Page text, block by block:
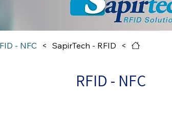
>
SapirTech - RFID
>
- NFC
RFID - NFC